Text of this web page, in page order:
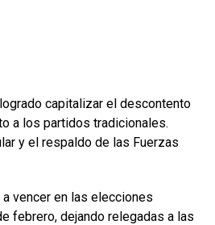
capitalizar el descontento
a los partidos tradicionales.
y el respaldo de las Fuerzas
vencer en las elecciones
febrero, dejando relegadas a las